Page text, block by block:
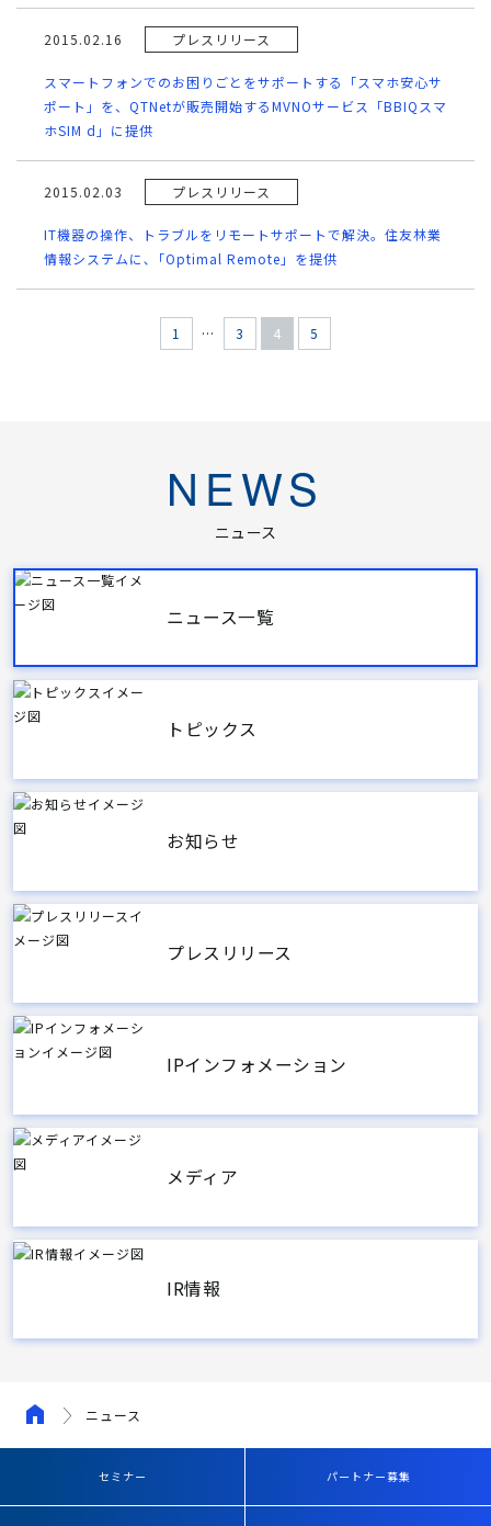
2015.02.16 プレスリリース
スマートフォンでのお困りごとをサポートする「スマホ安心サ
ポート」を、QTNetが販売開始するMVNOサービス「BBIQスマ
ホSIM d」に提供
2015.02.03 プレスリリース
IT機器の操作、トラブルをリモートサポートで解決。住友林業
情報システムに､「Optimal Remote」を提供
1 … 3 4 5
NEWS
ニュース
ニュース一覧
トピックス
お知らせ
プレスリリース
IPインフォメーション
メディア
IR情報
ニュース
セミナー パートナー募集